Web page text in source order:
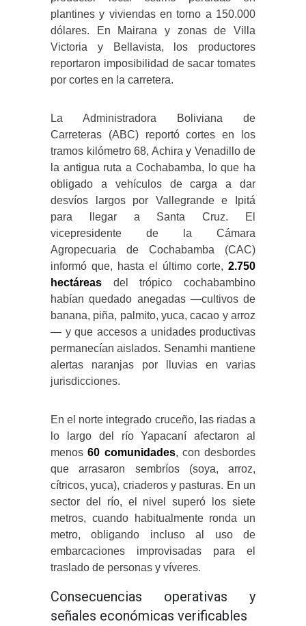
plantines y viviendas en torno a 150.000
dólares. En Mairana y zonas de Villa
Victoria y Bellavista, los productores
reportaron imposibilidad de sacar tomates
por cortes en la carretera.
La Administradora Boliviana de
Carreteras (ABC) reportó cortes en los
tramos kilómetro 68, Achira y Venadillo de
la antigua ruta a Cochabamba, lo que ha
obligado a vehículos de carga a dar
desvíos largos por Vallegrande e Ipitá
para llegar a Santa Cruz. El
vicepresidente de la Cámara
Agropecuaria de Cochabamba (CAC)
informó que, hasta el último corte, 2.750
hectáreas del trópico cochabambino
habían quedado anegadas —cultivos de
banana, piña, palmito, yuca, cacao y arroz
— y que accesos a unidades productivas
permanecían aislados. Senamhi mantiene
alertas naranjas por lluvias en varias
jurisdicciones.
En el norte integrado cruceño, las riadas a
lo largo del río Yapacaní afectaron al
menos60 comunidades, con desbordes
que arrasaron sembríos (soya, arroz,
cítricos, yuca), criaderos y pasturas. En un
sector del río, el nivel superó los siete
metros, cuando habitualmente ronda un
metro, obligando incluso al uso de
embarcaciones improvisadas para el
traslado de personas y víveres.
Consecuencias operativas y
señales económicas verificables